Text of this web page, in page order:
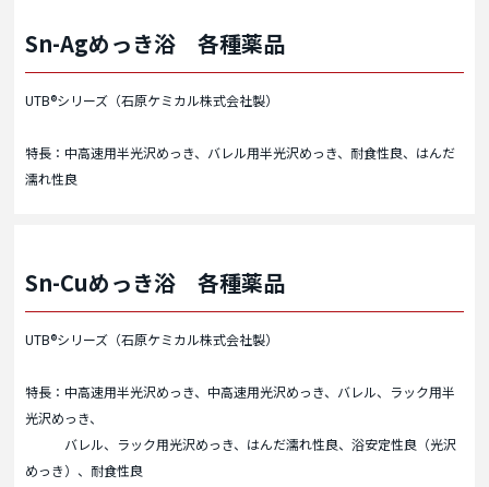
Sn-Agめっき浴 各種薬品
UTB®シリーズ（石原ケミカル株式会社製）
特長：中高速用半光沢めっき、バレル用半光沢めっき、耐食性良、はんだ
濡れ性良
Sn-Cuめっき浴 各種薬品
UTB®シリーズ（石原ケミカル株式会社製）
特長：中高速用半光沢めっき、中高速用光沢めっき、バレル、ラック用半
光沢めっき、
バレル、ラック用光沢めっき、はんだ濡れ性良、浴安定性良（光沢
めっき）、耐食性良